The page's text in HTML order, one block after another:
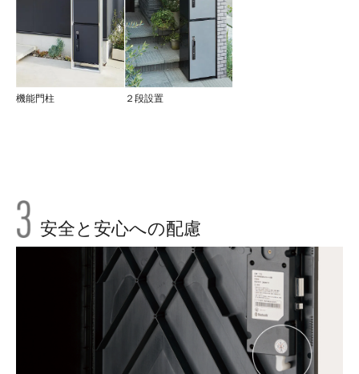
機能門柱 ２段設置
安全と安心への配慮